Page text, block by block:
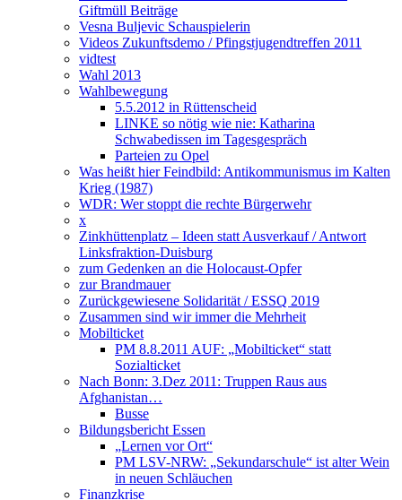
Giftmüll Beiträge
Vesna Buljevic Schauspielerin
Videos Zukunftsdemo / Pfingstjugendtreffen 2011
vidtest
Wahl 2013
Wahlbewegung
5.5.2012 in Rüttenscheid
LINKE so nötig wie nie: Katharina
Schwabedissen im Tagesgespräch
Parteien zu Opel
Was heißt hier Feindbild: Antikommunismus im Kalten
Krieg (1987)
WDR: Wer stoppt die rechte Bürgerwehr
x
Zinkhüttenplatz – Ideen statt Ausverkauf / Antwort
Linksfraktion-Duisburg
zum Gedenken an die Holocaust-Opfer
zur Brandmauer
Zurückgewiesene Solidarität / ESSQ 2019
Zusammen sind wir immer die Mehrheit
Mobilticket
PM 8.8.2011 AUF: „Mobilticket“ statt
Sozialticket
Nach Bonn: 3.Dez 2011: Truppen Raus aus
Afghanistan…
Busse
Bildungsbericht Essen
„Lernen vor Ort“
PM LSV-NRW: „Sekundarschule“ ist alter Wein
in neuen Schläuchen
Finanzkrise